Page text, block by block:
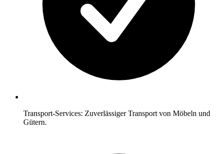
Transport-Services: Zuverlässiger Transport von Möbeln und
Gütern.